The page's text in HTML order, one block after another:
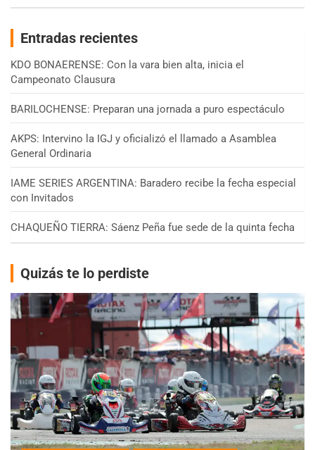
Entradas recientes
KDO BONAERENSE: Con la vara bien alta, inicia el
Campeonato Clausura
BARILOCHENSE: Preparan una jornada a puro espectáculo
AKPS: Intervino la IGJ y oficializó el llamado a Asamblea
General Ordinaria
IAME SERIES ARGENTINA: Baradero recibe la fecha especial
con Invitados
CHAQUEÑO TIERRA: Sáenz Peña fue sede de la quinta fecha
Quizás te lo perdiste